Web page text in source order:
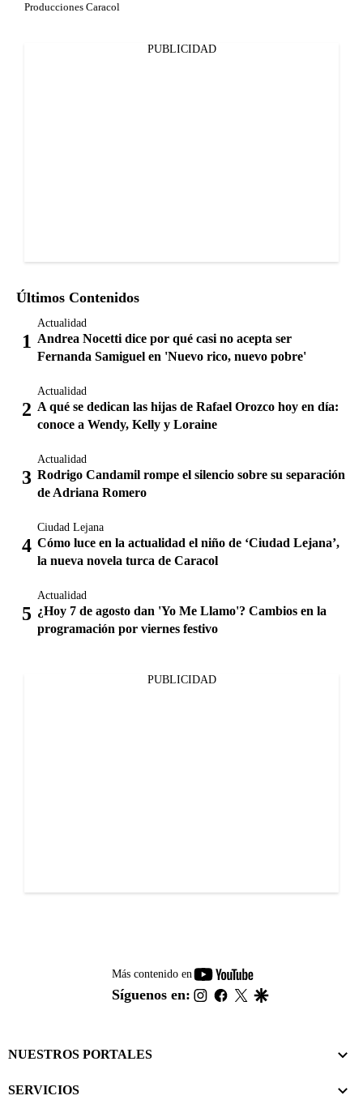
Producciones Caracol
PUBLICIDAD
Últimos Contenidos
Actualidad
Andrea Nocetti dice por qué casi no acepta ser
Fernanda Samiguel en 'Nuevo rico, nuevo pobre'
Actualidad
A qué se dedican las hijas de Rafael Orozco hoy en día:
conoce a Wendy, Kelly y Loraine
Actualidad
Rodrigo Candamil rompe el silencio sobre su separación
de Adriana Romero
Ciudad Lejana
Cómo luce en la actualidad el niño de ‘Ciudad Lejana’,
la nueva novela turca de Caracol
Actualidad
¿Hoy 7 de agosto dan 'Yo Me Llamo'? Cambios en la
programación por viernes festivo
PUBLICIDAD
Más contenido en
youtube-
footer
Síguenos en: instagram
facebook
twitter
NUESTROS PORTALES
SERVICIOS